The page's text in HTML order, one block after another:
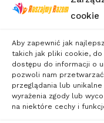
cookie
Aby zapewnić jak
takich jak pliki cookie,
dostępu do informacji o
pozwoli nam
przeglądania lub
wyrażenia zgody lub
na niektóre cechy i
Wakacje
dla
Singli
Wczasy